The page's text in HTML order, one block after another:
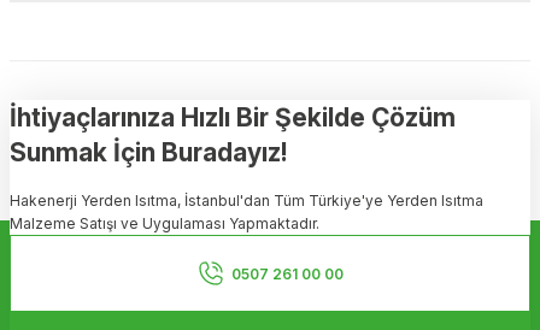
Görüş ve önerileriniz için teşekkür ederiz.
Ürün resmi kalitesiz, bozuk veya görüntülenemiyor.
Ürün açıklamasında eksik bilgiler bulunuyor.
Ürün bilgilerinde hatalar bulunuyor.
Ürün fiyatı diğer sitelerden daha pahalı.
Bu ürüne benzer farklı alternatifler olmalı.
İhtiyaçlarınıza Hızlı Bir Şekilde Çözüm
Sunmak İçin Buradayız!
Hakenerji Yerden Isıtma, İstanbul'dan Tüm Türkiye'ye Yerden Isıtma
Malzeme Satışı ve Uygulaması Yapmaktadır.
0507 261 00 00